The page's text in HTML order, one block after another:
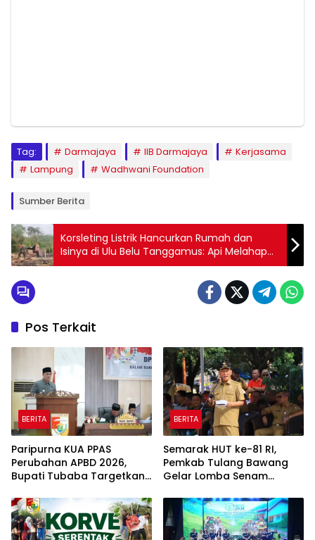
Tag: Darmajaya IIB Darmajaya
Kerjasama
Lampung
Wadhwani Foundation
Sumber Berita
Korsleting Listrik Hancurkan Rumah dan
Isinya di Ulu Belu Tanggamus: Api Melahap
Semua Saat Pemilik Sedang di Kebun
Pos Terkait
BERITA
Paripurna KUA PPAS
Perubahan APBD 2026,
Bupati Tubaba Targetkan
Rp820,3 Miliar
BERITA
Semarak HUT ke-81 RI,
Pemkab Tulang Bawang
Gelar Lomba Senam